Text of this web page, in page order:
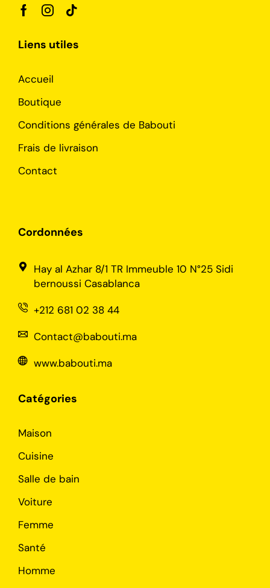
Liens utiles
Accueil
Boutique
Conditions générales de Babouti
Frais de livraison
Contact
Cordonnées
Hay al Azhar 8/1 TR Immeuble 10 N°25 Sidi
bernoussi Casablanca
+212 681 02 38 44
Contact@babouti.ma
www.babouti.ma
Catégories
Maison
Cuisine
Salle de bain
Voiture
Femme
Santé
Homme